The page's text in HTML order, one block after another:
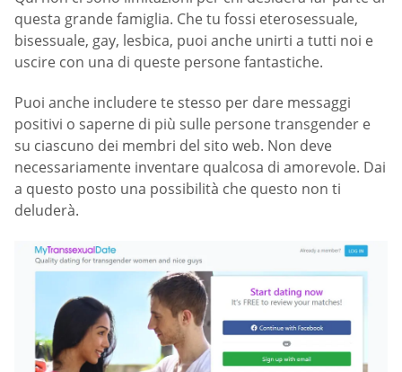
questa grande famiglia. Che tu fossi eterosessuale,
bisessuale, gay, lesbica, puoi anche unirti a tutti noi e
uscire con una di queste persone fantastiche.
Puoi anche includere te stesso per dare messaggi
positivi o saperne di più sulle persone transgender e
su ciascuno dei membri del sito web. Non deve
necessariamente inventare qualcosa di amorevole. Dai
a questo posto una possibilità che questo non ti
deluderà.